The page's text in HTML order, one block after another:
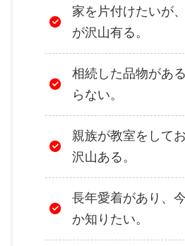
家を片付けたいが
が沢山有る。
相続した品物があ
らない。
親族が教室をして
沢山ある。
長年愛着があり、
か知りたい。